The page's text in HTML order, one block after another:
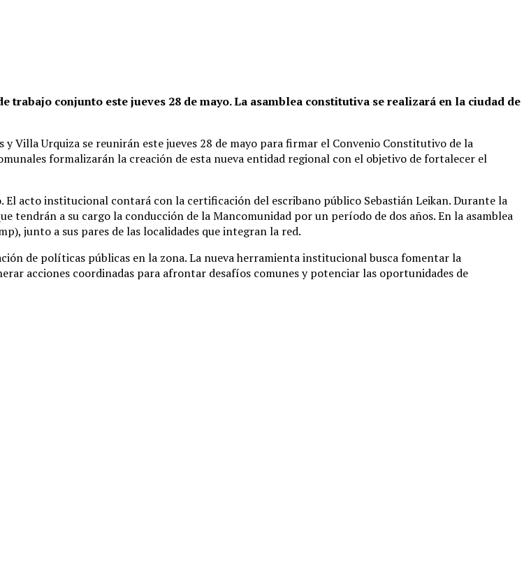
conjunto este jueves 28 de mayo. La asamblea constitutiva se realizará en la ciudad de
Villa Urquiza se reunirán este jueves 28 de mayo para firmar el Convenio Constitutivo de la
formalizarán la creación de esta nueva entidad regional con el objetivo de fortalecer el
acto institucional contará con la certificación del escribano público Sebastián Leikan. Durante la
tendrán a su cargo la conducción de la Mancomunidad por un período de dos años. En la asamblea
junto a sus pares de las localidades que integran la red.
de políticas públicas en la zona. La nueva herramienta institucional busca fomentar la
acciones coordinadas para afrontar desafíos comunes y potenciar las oportunidades de